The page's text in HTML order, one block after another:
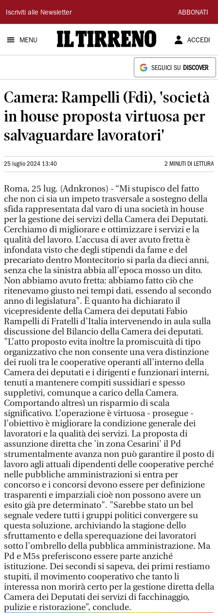
Il
Tirreno
Iscriviti alle Newsletter ABBONATI
MENU ACCEDI
SEGUICI SU DISCOVER
Camera: Rampelli (Fdi), 'società
in house proposta virtuosa per
salvaguardare lavoratori'
25 luglio 2024 13:40 2 MINUTI DI LETTURA
Roma, 25 lug. (Adnkronos) - “Mi stupisco del fatto
che non ci sia un impeto trasversale a sostegno della
sfida rappresentata dal varo di una società in house
per la gestione dei servizi della Camera dei Deputati.
Cerchiamo di migliorare e ottimizzare i servizi e la
qualità del lavoro. L’accusa di aver avuto fretta è
infondata visto che degli stipendi da fame e del
precariato dentro Montecitorio si parla da dieci anni,
senza che la sinistra abbia all’epoca mosso un dito.
Non abbiamo avuto fretta: abbiamo fatto ciò che
ritenevamo giusto nei tempi dati, essendo al secondo
anno di legislatura". È quanto ha dichiarato il
vicepresidente della Camera dei deputati Fabio
Rampelli di Fratelli d'Italia intervenendo in aula sulla
discussione del Bilancio della Camera dei deputati.
"L’atto proposto evita inoltre la promiscuità di tipo
organizzativo che non consente una vera distinzione
dei ruoli tra le cooperative operanti all’interno della
Camera dei deputati e i dirigenti e funzionari interni,
tenuti a mantenere compiti sussidiari e spesso
suppletivi, comunque a carico della Camera.
Comportando altresì un risparmio di scala
significativo. L’operazione è virtuosa - prosegue -
l’obiettivo è migliorare la condizione generale dei
lavoratori e la qualità dei servizi. La proposta di
assunzione diretta che 'in zona Cesarini' il Pd
strumentalmente avanza non può garantire il posto di
lavoro agli attuali dipendenti delle cooperative perché
nelle pubbliche amministrazioni si entra per
concorso e i concorsi devono essere per definizione
trasparenti e imparziali cioè non possono avere un
esito già pre determinato". "Sarebbe stato un bel
segnale vedere tutti i gruppi politici convergere su
questa soluzione, archiviando la stagione dello
sfruttamento e della sperequazione dei lavoratori
sotto l’ombrello della pubblica amministrazione. Ma
Pd e M5s preferiscono essere parte anziché
istituzione. Dei secondi si sapeva, dei primi restiamo
stupiti, il movimento cooperativo che tanto li
interessa non morirà certo per la gestione diretta della
Camera dei Deputati dei servizi di facchinaggio,
pulizie e ristorazione”, conclude.